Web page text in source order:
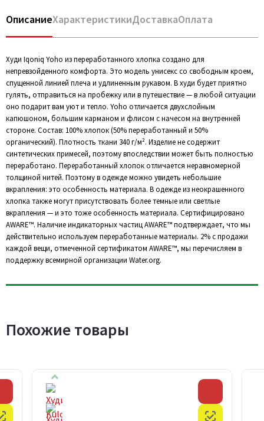
ОписаниеХарактеристикиДоставкаОплата
Худи Iqoniq Yoho из переработанного хлопка создано для
непревзойденного комфорта. Это модель унисекс со свободным кроем,
спущенной линией плеча и удлиненным рукавом. В худи будет приятно
гулять, отправиться на пробежку или в путешествие — в любой ситуации
оно подарит вам уют и тепло. Yoho отличается двухслойным
капюшоном, большим карманом и флисом с начесом на внутренней
стороне. Состав: 100% хлопок (50% переработанный и 50%
органический). Плотность ткани 340 г/м². Изделие не содержит
синтетических примесей, поэтому впоследствии может быть полностью
переработано. Переработанный хлопок отличается неравномерной
толщиной нитей. Поэтому в одежде можно увидеть небольшие
вкрапления: это особенность материала. В одежде из неокрашенного
хлопка также могут присутствовать более темные или светлые
вкрапления — и это тоже особенность материала. Сертифицировано
AWARE™. Наличие индикаторных частиц AWARE™ подтверждает, что мы
действительно используем переработанные материалы. 2% с продажи
каждой вещи, отмеченной сертификатом AWARE™, мы перечисляем в
поддержку всемирной организации Water.org.
Похожие товары
Честный знак